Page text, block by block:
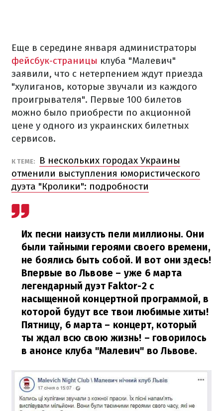
Еще в середине января администраторы
фейсбук-страницы клуба "Малевич"
заявили, что с нетерпением ждут приезда
"хулиганов, которые звучали из каждого
проигрывателя". Первые 100 билетов
можно было приобрести по акционной
цене у одного из украинских билетных
сервисов.
К ТЕМЕ:
В нескольких городах Украины
отменили выступления юмористического
дуэта "Кролики": подробности
Их песни наизусть пели миллионы. Они
были тайными героями своего времени,
не боялись быть собой. И вот они здесь!
Впервые во Львове – уже 6 марта
легендарный дуэт Faktor-2 с
насыщенной концертной программой, в
которой будут все твои любимые хиты!
Пятницу, 6 марта – концерт, который
ты ждал всю свою жизнь! – говорилось
в анонсе клуба "Малевич" во Львове.